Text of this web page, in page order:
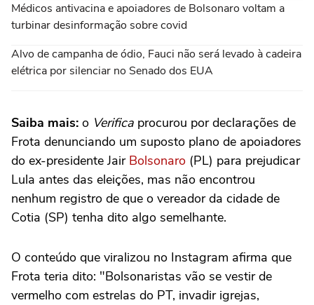
Médicos antivacina e apoiadores de Bolsonaro voltam a
turbinar desinformação sobre covid
Alvo de campanha de ódio, Fauci não será levado à cadeira
elétrica por silenciar no Senado dos EUA
Saiba mais: o Verifica procurou por declarações de
Frota denunciando um suposto plano de apoiadores
do ex-presidente Jair Bolsonaro (PL) para prejudicar
Lula antes das eleições, mas não encontrou
nenhum registro de que o vereador da cidade de
Cotia (SP) tenha dito algo semelhante.
O conteúdo que viralizou no Instagram afirma que
Frota teria dito: "Bolsonaristas vão se vestir de
vermelho com estrelas do PT, invadir igrejas,